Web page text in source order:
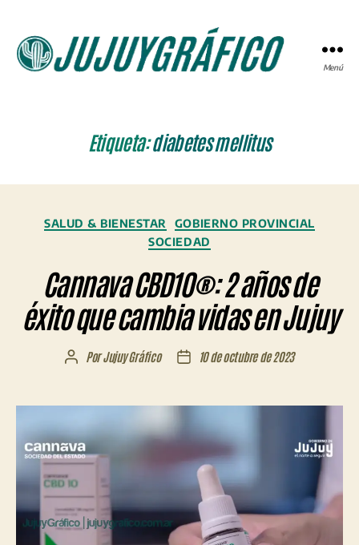
Menú
Etiqueta:diabetes mellitus
Categorías
SALUD & BIENESTAR
GOBIERNO PROVINCIAL
SOCIEDAD
Cannava CBD10®: 2 años de
éxito que cambia vidas en Jujuy
Autor
entrada
PorJujuy Gráfico
Fecha
entrada
10 de octubre de 2023